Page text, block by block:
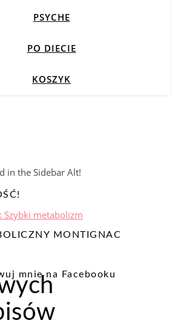
PSYCHE
PO DIECIE
KOSZYK
in the Sidebar Alt!
MONTIGNAC
mnie na Facebooku